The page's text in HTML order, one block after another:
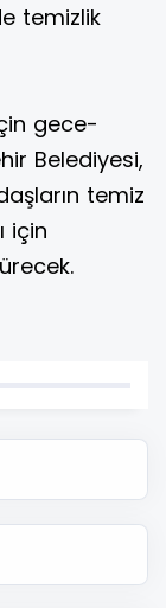
temizlik
gece-
Belediyesi,
temiz
için